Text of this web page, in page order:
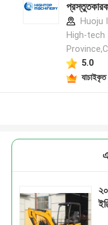
Huoju
High-tech
5.0
যাচাইকৃত